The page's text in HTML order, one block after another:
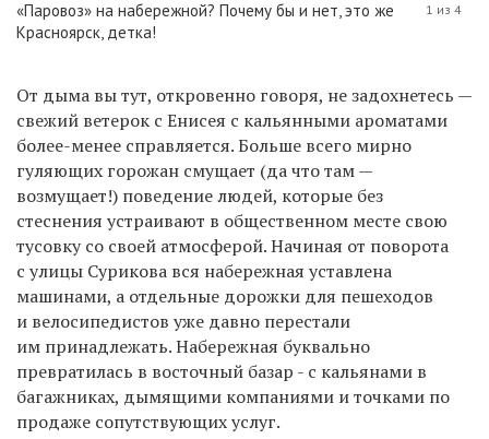
«Паровоз» на набережной? Почему бы и нет, это же
Красноярск, детка!
1 из 4
От дыма вы тут, откровенно говоря, не задохнетесь —
свежий ветерок с Енисея с кальянными ароматами
более-менее справляется. Больше всего мирно
гуляющих горожан смущает (да что там —
возмущает!) поведение людей, которые без
стеснения устраивают в общественном месте свою
тусовку со своей атмосферой. Начиная от поворота
с улицы Сурикова вся набережная уставлена
машинами, а отдельные дорожки для пешеходов
и велосипедистов уже давно перестали
им принадлежать. Набережная буквально
превратилась в восточный базар - с кальянами в
багажниках, дымящими компаниями и точками по
продаже сопутствующих услуг.